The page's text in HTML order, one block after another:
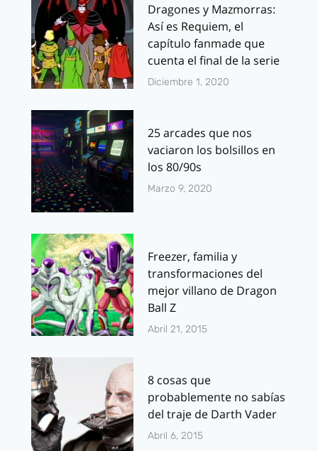
Dragones y Mazmorras:
Así es Requiem, el
capítulo fanmade que
cuenta el final de la serie
Diciembre 1, 2020
25 arcades que nos
vaciaron los bolsillos en
los 80/90s
Marzo 9, 2020
Freezer, familia y
transformaciones del
mejor villano de Dragon
Ball Z
Abril 21, 2015
8 cosas que
probablemente no sabías
del traje de Darth Vader
Abril 6, 2015